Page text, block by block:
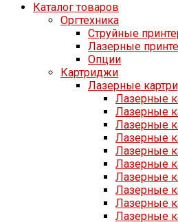
Каталог товаров
Оргтехника
Струйные
Лазерные
Опции
Картриджи
Лазерные
Лазерные
Лазерные
Лазерные
Лазерные
Лазерные
Лазерные
Лазерные
Лазерные
Лазерные
Лазерные